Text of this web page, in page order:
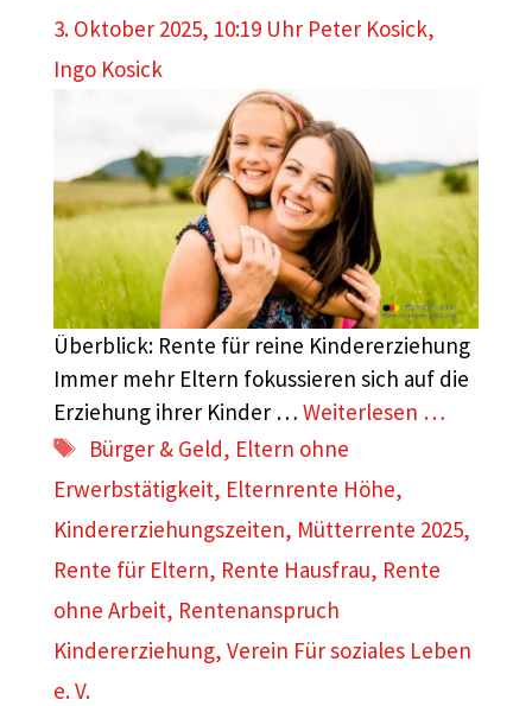
3. Oktober 2025, 10:19 Uhr Peter Kosick,
Ingo Kosick
Überblick: Rente für reine Kindererziehung
Immer mehr Eltern fokussieren sich auf die
Erziehung ihrer Kinder … Weiterlesen …
Schlagwörter
Bürger & Geld, Eltern ohne
Erwerbstätigkeit, Elternrente Höhe,
Kindererziehungszeiten, Mütterrente 2025,
Rente für Eltern, Rente Hausfrau, Rente
ohne Arbeit, Rentenanspruch
Kindererziehung, Verein Für soziales Leben
e. V.